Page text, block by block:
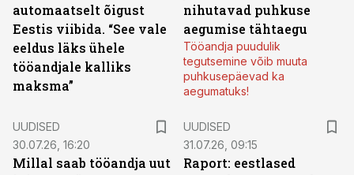
automaatselt õigust
Eestis viibida. “See vale
eeldus läks ühele
tööandjale kalliks
maksma”
nihutavad puhkuse
aegumise tähtaegu
Tööandja puudulik
tegutsemine võib muuta
puhkusepäevad ka
aegumatuks!
UUDISED
30.07.26, 16:20
Millal saab tööandja uut
UUDISED
31.07.26, 09:15
Raport: eestlased